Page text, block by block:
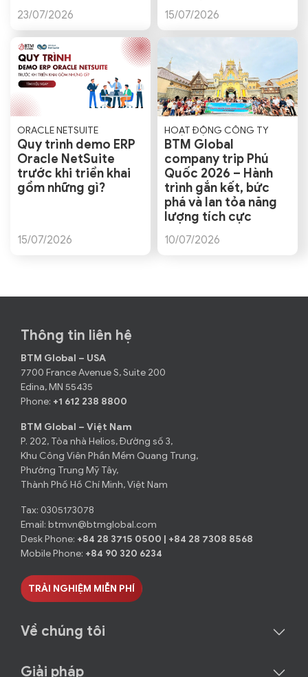
23/07/2026 15/07/2026
ORACLE NETSUITE
Quy trình demo ERP
Oracle NetSuite
trước khi triển khai
gồm những gì?
15/07/2026
HOẠT ĐỘNG CÔNG TY
BTM Global
company trip Phú
Quốc 2026 – Hành
trình gắn kết, bức
phá và lan tỏa năng
lượng tích cực
10/07/2026
Thông tin liên hệ
BTM Global – USA
7700 France Avenue S, Suite 200
Edina, MN 55435
Phone: +1 612 238 8800
BTM Global – Việt Nam
P. 202, Tòa nhà Helios, Đường số 3,
Khu Công Viên Phần Mềm Quang Trung,
Phường Trung Mỹ Tây,
Thành Phố Hồ Chí Minh, Việt Nam
Tax: 0305173078
Email: btmvn@btmglobal.com
Desk Phone: +84 28 3715 0500 | +84 28 7308 8568
Mobile Phone: +84 90 320 6234
TRẢI NGHIỆM MIỄN PHÍ
Về chúng tôi
Giải pháp